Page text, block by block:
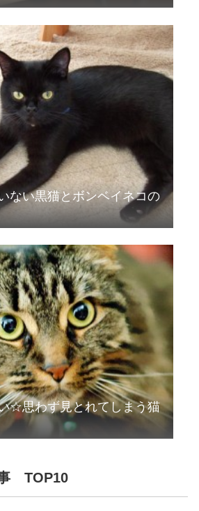
ない黒猫とボンベイネコの
☆思わず見とれてしまう猫
TOP10